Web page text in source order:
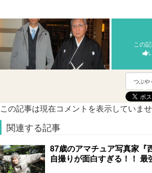
この
つぶや
この記事は現在コメントを表示していませ
関連する記事
87歳のアマチュア写真家『
自撮りが面白すぎる！！ 最